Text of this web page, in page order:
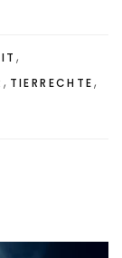
,
, TIERRECHTE,